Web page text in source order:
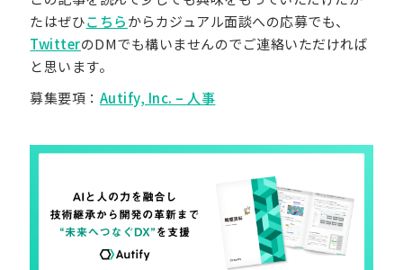
たはぜひこちらからカジュアル面談への応募でも、
TwitterのDMでも構いませんのでご連絡いただければ
と思います。
募集要項： Autify, Inc. – 人事